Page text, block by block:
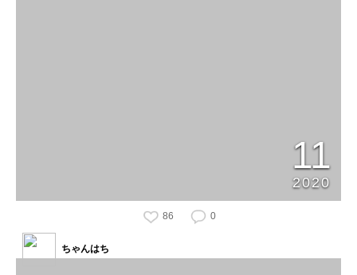
11
2020
86 0
ちゃんはち